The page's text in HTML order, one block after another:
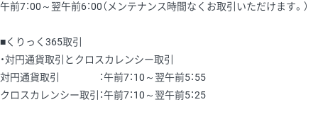
午前7：00～翌午前6：00（メンテナンス時間なくお取引いただけます。）
■くりっく365取引
・対円通貨取引とクロスカレンシー取引
対円通貨取引 ：午前7：10～翌午前5：55
クロスカレンシー取引：午前7：10～翌午前5：25